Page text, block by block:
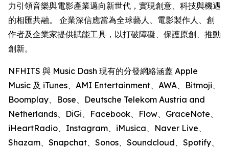
力引領音樂與電影產業邁向新世代，實現創意、科技與機遇
的相匯共融。 企業深信應當為全球藝人、電影製作人、創
作者及企業家提供賦能工具，以打破障礙、保護原創、推動
創新。
NFHITS 與 Music Dash 現有的分發網絡涵蓋 Apple
Music 及 iTunes、AMI Entertainment、AWA、Bitmoji、
Boomplay、Bose、Deutsche Telekom Austria and
Netherlands、DiGi、Facebook、Flow、GraceNote、
iHeartRadio、Instagram、iMusica、Naver Live、
Shazam、Snapchat、Sonos、Soundcloud、Spotify、